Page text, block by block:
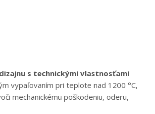
s technickými vlastnosťami
vypaľovaním pri teplote nad 1200 °C,
mechanickému poškodeniu, oderu,